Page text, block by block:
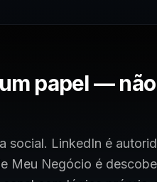
papel —
social. LinkedIn é
Meu Negócio é